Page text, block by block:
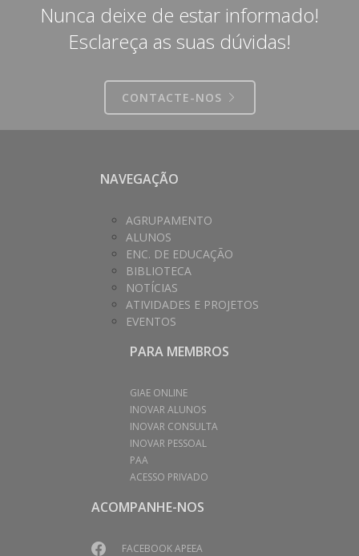
Nunca deixe de estar informado!
Esclareça as suas dúvidas!
CONTACTE-NOS
NAVEGAÇÃO
AGRUPAMENTO
ALUNOS
ENC. DE EDUCAÇÃO
BIBLIOTECA
NOTÍCIAS
ATIVIDADES E PROJETOS
EVENTOS
PARA MEMBROS
GIAE ONLINE
INOVAR ALUNOS
INOVAR CONSULTA
INOVAR PESSOAL
PAA
ACESSO PRIVADO
ACOMPANHE-NOS
FACEBOOK APEEA